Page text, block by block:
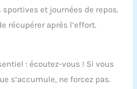
sportives et journées de repos.
récupérer après l’effort.
: écoutez-vous ! Si vous
s’accumule, ne forcez pas.